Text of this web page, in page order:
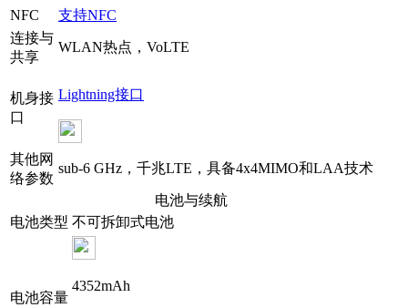
NFC
支持NFC
连接与
共享
WLAN热点，VoLTE
机身接
口
Lightning接口
其他网
络参数
sub-6 GHz，千兆LTE，具备4x4MIMO和LAA技术
电池与续航
电池类型 不可拆卸式电池
电池容量
4352mAh